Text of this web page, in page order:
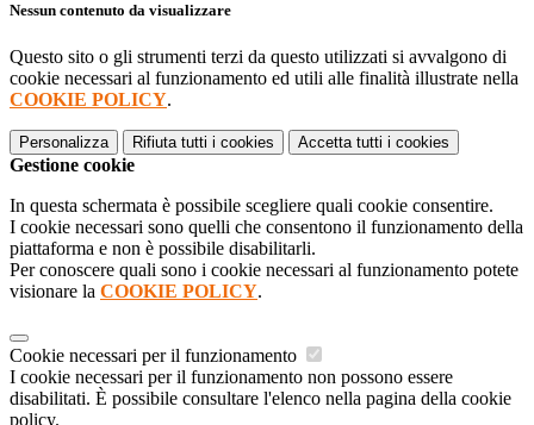
Nessun contenuto da visualizzare
Questo sito o gli strumenti terzi da questo utilizzati si avvalgono di
cookie necessari al funzionamento ed utili alle finalità illustrate nella
COOKIE POLICY.
Personalizza Rifiuta tutti i cookies Accetta tutti i cookies
Gestione cookie
In questa schermata è possibile scegliere quali cookie consentire.
I cookie necessari sono quelli che consentono il funzionamento della
piattaforma e non è possibile disabilitarli.
Per conoscere quali sono i cookie necessari al funzionamento potete
visionare la COOKIE POLICY.
Cookie necessari per il funzionamento
I cookie necessari per il funzionamento non possono essere
disabilitati. È possibile consultare l'elenco nella pagina della cookie
policy.